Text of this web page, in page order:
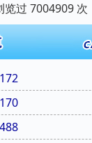
览过 7004909 次
172
170
488